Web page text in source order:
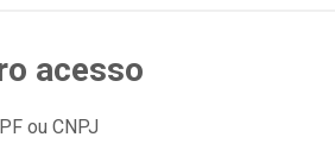
acesso
ou CNPJ